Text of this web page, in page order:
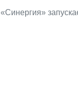
«Синергия»